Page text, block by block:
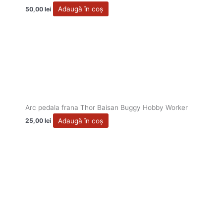
50,00lei Adaugă în coș
Arc pedala frana Thor Baisan Buggy Hobby Worker
25,00lei Adaugă în coș